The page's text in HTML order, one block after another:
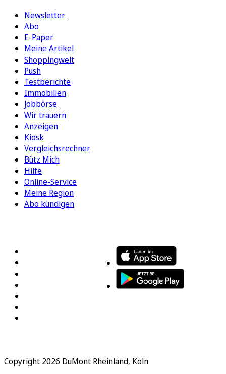
Newsletter
Abo
E-Paper
Meine Artikel
Shoppingwelt
Push
Testberichte
Immobilien
Jobbörse
Wir trauern
Anzeigen
Kiosk
Vergleichsrechner
Bütz Mich
Hilfe
Online-Service
Meine Region
Abo kündigen
Copyright 2026 DuMont Rheinland, Köln